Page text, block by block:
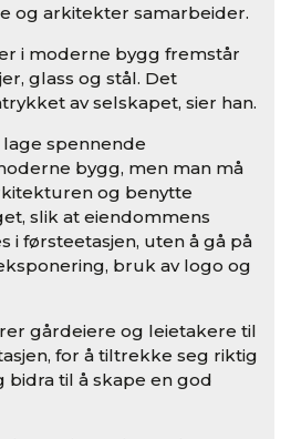
og arkitekter samarbeider.
i moderne bygg fremstår
glass og stål. Det
av selskapet, sier han.
spennende
bygg, men man må
og benytte
slik at eiendommens
i førsteetasjen, uten å gå på
bruk av logo og
gårdeiere og leietakere til
for å tiltrekke seg riktig
til å skape en god